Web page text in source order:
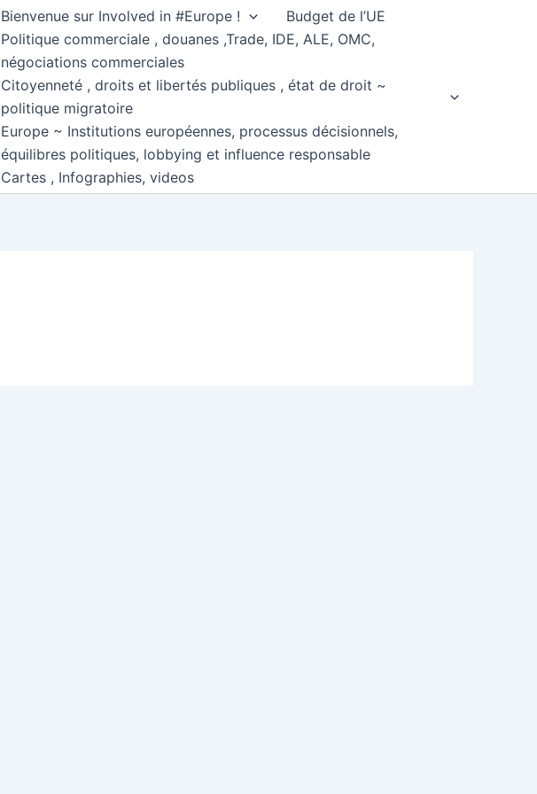
Bienvenue sur Involved in #Europe !
Budget de l’UE
Politique commerciale , douanes ,Trade, IDE, ALE, OMC,
négociations commerciales
Citoyenneté , droits et libertés publiques , état de droit ~
politique migratoire
Europe ~ Institutions européennes, processus décisionnels,
équilibres politiques, lobbying et influence responsable
Cartes , Infographies, videos